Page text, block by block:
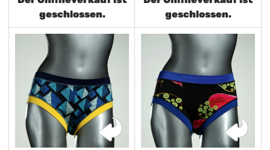
geschlossen.
geschlossen.